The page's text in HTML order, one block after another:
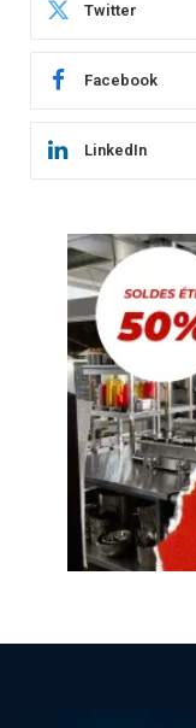
Twitter
Facebook
LinkedIn